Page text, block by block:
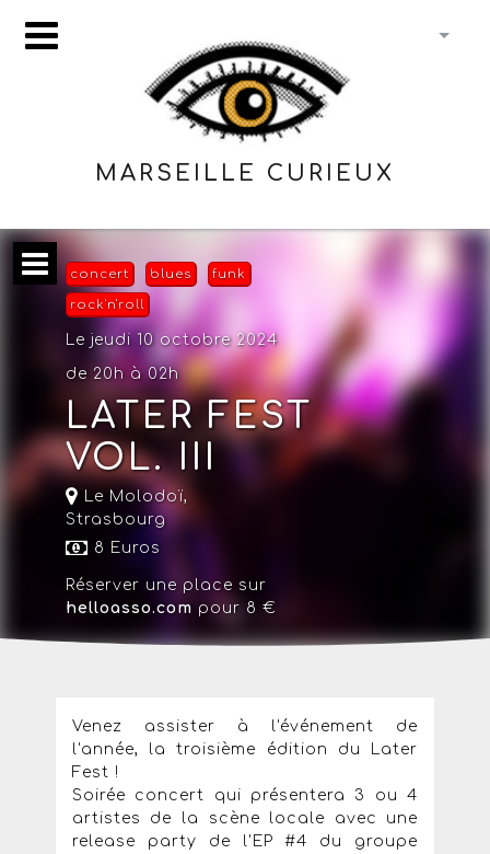
MARSEILLE CURIEUX
concert blues funk
rock'n'roll
Le jeudi 10 octobre 2024
de 20h à 02h
LATER FEST
VOL. III
Le Molodoï,
Strasbourg
8 Euros
Réserver une place sur
helloasso.com pour 8 €
Venez assister à l'événement de
l'année, la troisième édition du Later
Fest !
Soirée concert qui présentera 3 ou 4
artistes de la scène locale avec une
release party de l'EP #4 du groupe